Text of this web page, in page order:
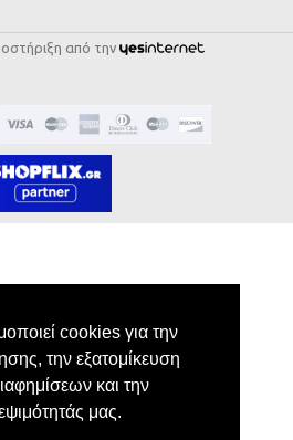
cookies για την
την εξατομίκευση
και την
μας.
από την
newsletter μας για να
προσφορές.